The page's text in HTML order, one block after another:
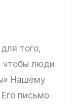
того,
чтобы люди
Нашему
письмо